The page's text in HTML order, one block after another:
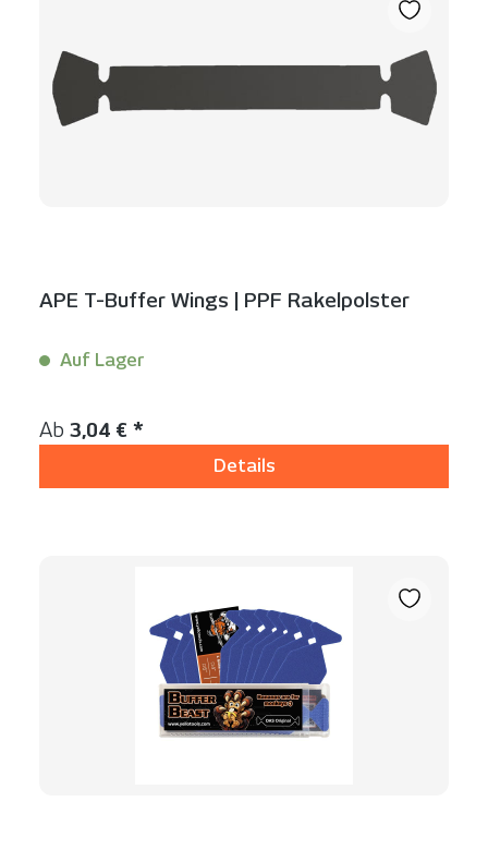
APE T-Buffer Wings | PPF Rakelpolster
Auf Lager
Regulärer Preis:
Ab 3,04 € *
Details